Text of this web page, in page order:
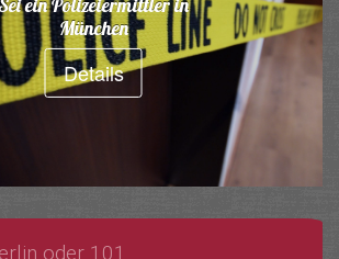
ein Polizeiermittler in
München
Details